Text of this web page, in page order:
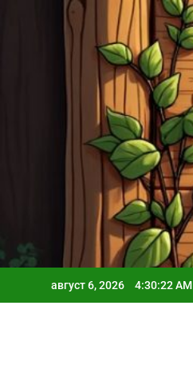
август 6, 2026 4:30:24 AM